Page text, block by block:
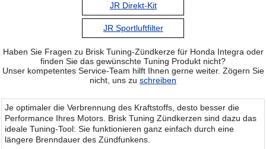
JR Direkt-Kit
JR Sportluftfilter
Haben Sie Fragen zu Brisk Tuning-Zündkerze für Honda Integra oder
finden Sie das gewünschte Tuning Produkt nicht?
Unser kompetentes Service-Team hilft Ihnen gerne weiter. Zögern Sie
nicht, uns zu schreiben
Je optimaler die Verbrennung des Kraftstoffs, desto besser die
Performance Ihres Motors. Brisk Tuning Zündkerzen sind dazu das
ideale Tuning-Tool: Sie funktionieren ganz einfach durch eine
längere Brenndauer des Zündfunkens.